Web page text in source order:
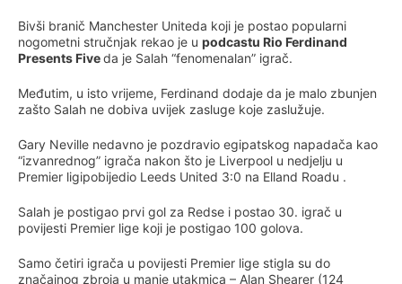
Bivši branič Manchester Uniteda koji je postao popularni
nogometni stručnjak rekao je u podcastu Rio Ferdinand
Presents Fiveda je Salah “fenomenalan” igrač.
Međutim, u isto vrijeme, Ferdinand dodaje da je malo zbunjen
zašto Salah ne dobiva uvijek zasluge koje zaslužuje.
Gary Neville nedavno je pozdravio egipatskog napadača kao
“izvanrednog” igrača nakon što je Liverpool u nedjelju u
Premier ligipobijedio Leeds United 3:0 na Elland Roadu .
Salah je postigao prvi gol za Redse i postao 30. igrač u
povijesti Premier lige koji je postigao 100 golova.
Samo četiri igrača u povijesti Premier lige stigla su do
značajnog zbroja u manje utakmica – Alan Shearer (124